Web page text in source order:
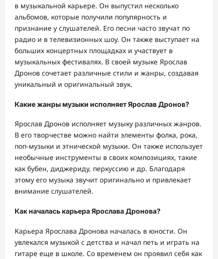
в музыкальной карьере. Он выпустил несколько
альбомов, которые получили популярность и
признание у слушателей. Его песни часто звучат по
радио и в телевизионных шоу. Он также выступает на
больших концертных площадках и участвует в
музыкальных фестивалях. В своей музыке Ярослав
Дронов сочетает различные стили и жанры, создавая
уникальный и оригинальный звук.
Какие жанры музыки исполняет Ярослав Дронов?
Ярослав Дронов исполняет музыку различных жанров.
В его творчестве можно найти элементы фолка, рока,
поп-музыки и этнической музыки. Он также использует
необычные инструменты в своих композициях, такие
как бубен, диджериду, перкуссию и др. Благодаря
этому его музыка звучит оригинально и привлекает
внимание слушателей.
Как началась карьера Ярослава Дронова?
Карьера Ярослава Дронова началась в юности. Он
увлекался музыкой с детства и начал петь и играть на
гитаре еще в школе. Со временем он проявил себя как